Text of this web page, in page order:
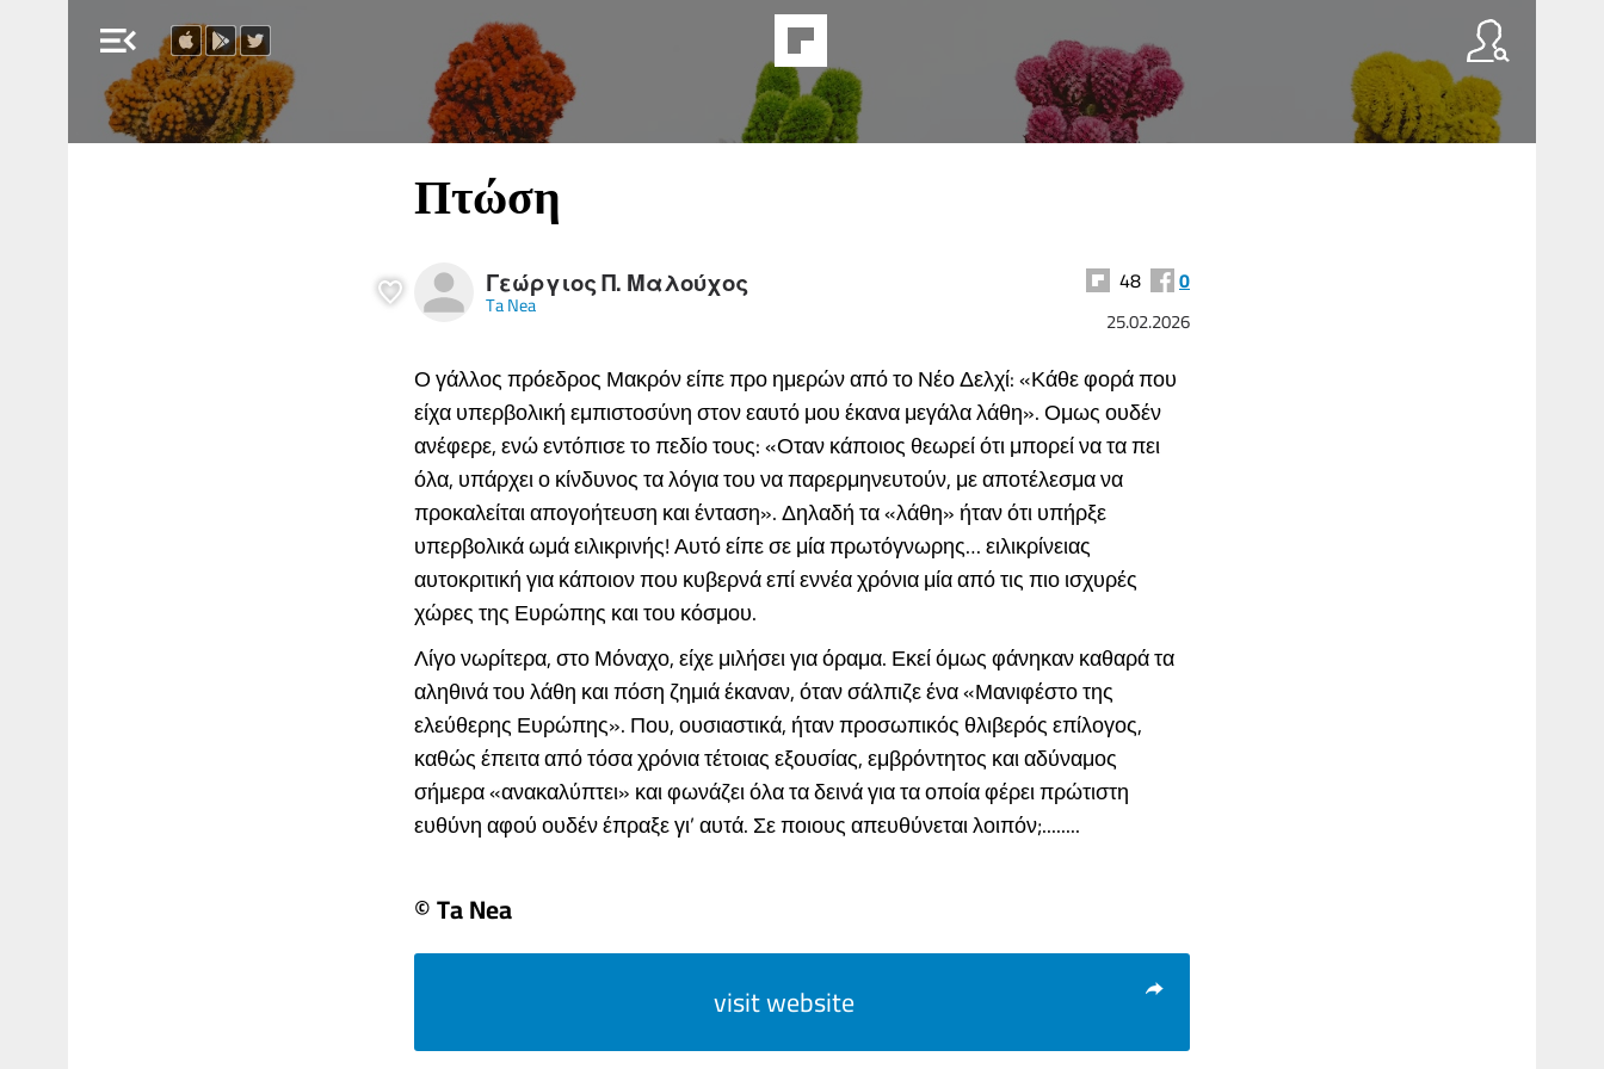
menu_open
Πτώση
Γεώργιος Π. Μαλούχος
Ta Nea
48 0
25.02.2026
Ο γάλλος πρόεδρος Μακρόν είπε προ ημερών από το Νέο Δελχί: «Κάθε φορά που
είχα υπερβολική εμπιστοσύνη στον εαυτό μου έκανα μεγάλα λάθη». Ομως ουδέν
ανέφερε, ενώ εντόπισε το πεδίο τους: «Οταν κάποιος θεωρεί ότι μπορεί να τα πει
όλα, υπάρχει ο κίνδυνος τα λόγια του να παρερμηνευτούν, με αποτέλεσμα να
προκαλείται απογοήτευση και ένταση». Δηλαδή τα «λάθη» ήταν ότι υπήρξε
υπερβολικά ωμά ειλικρινής! Αυτό είπε σε μία πρωτόγνωρης… ειλικρίνειας
αυτοκριτική για κάποιον που κυβερνά επί εννέα χρόνια μία από τις πιο ισχυρές
χώρες της Ευρώπης και του κόσμου.
Λίγο νωρίτερα, στο Μόναχο, είχε μιλήσει για όραμα. Εκεί όμως φάνηκαν καθαρά τα
αληθινά του λάθη και πόση ζημιά έκαναν, όταν σάλπιζε ένα «Μανιφέστο της
ελεύθερης Ευρώπης». Που, ουσιαστικά, ήταν προσωπικός θλιβερός επίλογος,
καθώς έπειτα από τόσα χρόνια τέτοιας εξουσίας, εμβρόντητος και αδύναμος
σήμερα «ανακαλύπτει» και φωνάζει όλα τα δεινά για τα οποία φέρει πρώτιστη
ευθύνη αφού ουδέν έπραξε γι’ αυτά. Σε ποιους απευθύνεται λοιπόν;........
© Ta Nea
visit website